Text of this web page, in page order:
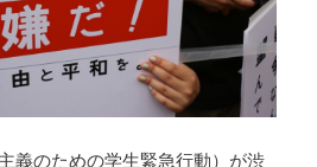
義のための学生緊急行動）が渋